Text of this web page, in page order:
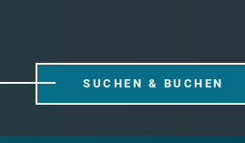
SUCHEN & BUCHEN